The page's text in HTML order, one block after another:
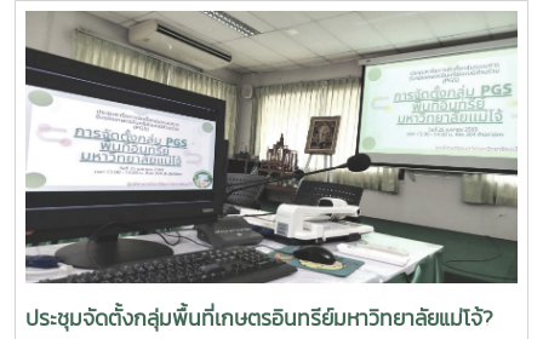
ศาสตราจารย์ ดร.สุบรรณ ฝอยกลาง รองผู้อำนวยการสำนักวิจัย
และส่งเสริมวิชาการการเกษตร ฝ่ายวิจัย มหาวิทยาลัยแม่โจ้ กล่าว
ต้อนรับและแนะนำมหาวิทยาลัยแม่โจ้แก่คณะผู้เข้าร่วมประชุมในการ
นี้ดร.อัญชัญ ชมภูพวง รองผู้อำนวยการหน่วยบริหารและจัดการ
ทุนด้านการเพิ่มความสามารถในการแข่งขัน ได้นำเสนอข้อมูล
กรอบการดำเนินงานของหน่วยบริหารและจัดการทุนฯ และสรุปผล
การดำเนินงานของมหาวิทยาลัยแม่โจ้ในช่วงปีงบประมาณ 2563
– 2568 และการนำเสนอความก้าวหน้าโครงการวิจัยที่ได้รับการ
สนับสนุนทุนจากหน่วยบริหารและจัดการทุนด้านการเพิ่มความ
สามารถในการแข่งขัน ณ ห้องประชุมรวงผึ้ง ชั้น 5 สำนัก
มหาวิทยาลัย มหาวิทยาลัยแม่โจ้ซึ่งการนำเสนอความก้าวหน้า
ประชุมจัดตั้งกลุ่มพื้นที่เกษตรอินทรีย์มหาวิทยาลัยแม่โจ้?